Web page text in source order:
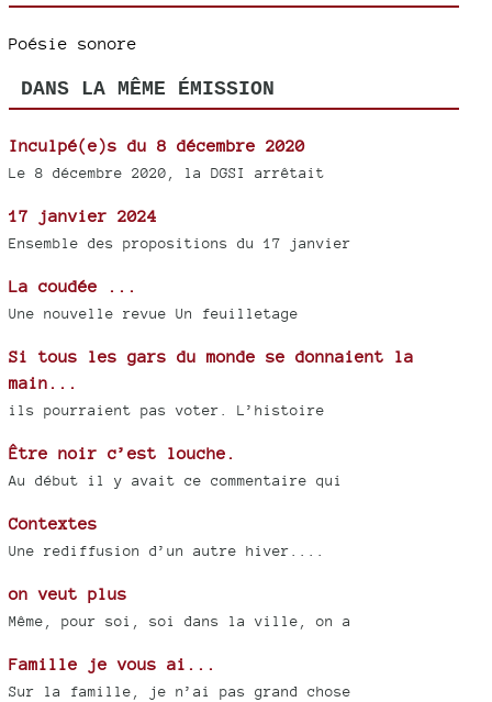
Poésie sonore
DANS LA MÊME ÉMISSION
Inculpé(e)s du 8 décembre 2020
Le 8 décembre 2020, la DGSI arrêtait
17 janvier 2024
Ensemble des propositions du 17 janvier
La coudée ...
Une nouvelle revue Un feuilletage
Si tous les gars du monde se donnaient la
main...
ils pourraient pas voter. L’histoire
Être noir c’est louche.
Au début il y avait ce commentaire qui
Contextes
Une rediffusion d’un autre hiver....
on veut plus
Même, pour soi, soi dans la ville, on a
Famille je vous ai...
Sur la famille, je n’ai pas grand chose